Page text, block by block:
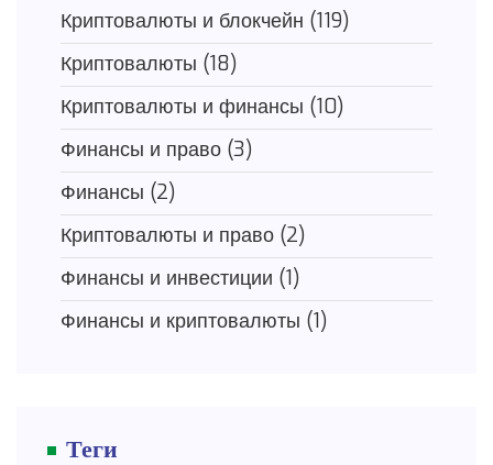
Криптовалюты и блокчейн (119)
Криптовалюты (18)
Криптовалюты и финансы (10)
Финансы и право (3)
Финансы (2)
Криптовалюты и право (2)
Финансы и инвестиции (1)
Финансы и криптовалюты (1)
Теги